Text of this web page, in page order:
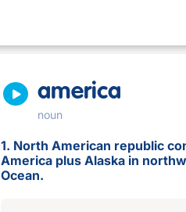
america
noun
1. North American republic
America plus Alaska in
Ocean.